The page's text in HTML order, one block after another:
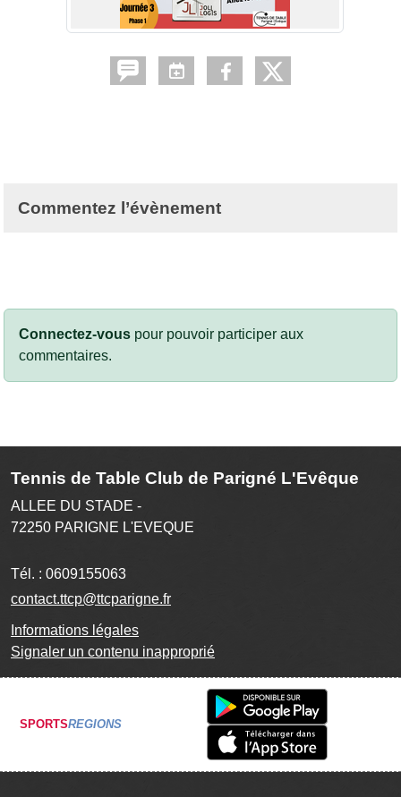
Commentez l’évènement
Connectez-vous pour pouvoir participer aux
commentaires.
Tennis de Table Club de Parigné L'Evêque
ALLEE DU STADE -
72250 PARIGNE L'EVEQUE
Tél. : 0609155063
contact.ttcp@ttcparigne.fr
Informations légales
Signaler un contenu inapproprié
SPORTSREGIONS